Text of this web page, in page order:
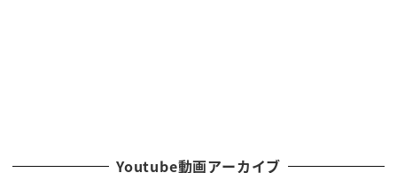
絶対に人に知られてはならないんです
Youtube動画アーカイブ